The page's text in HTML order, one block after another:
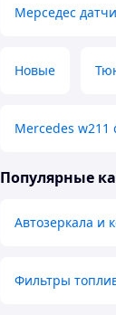
Мерседес
Новые
Mercedes w211
Популярные
Автозеркала и
Фильтры